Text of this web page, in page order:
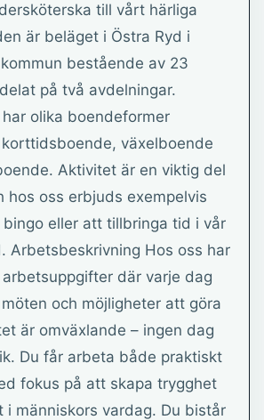
till vårt härliga
är beläget i Östra Ryd i
bestående av 23
på två avdelningar.
olika boendeformer
växelboende
Aktivitet är en viktig del
hos oss erbjuds exempelvis
eller att tillbringa tid i vår
Arbetsbeskrivning Hos oss har
där varje dag
och möjligheter att göra
är omväxlande – ingen dag
Du får arbeta både praktiskt
fokus på att skapa trygghet
i människors vardag. Du bistår